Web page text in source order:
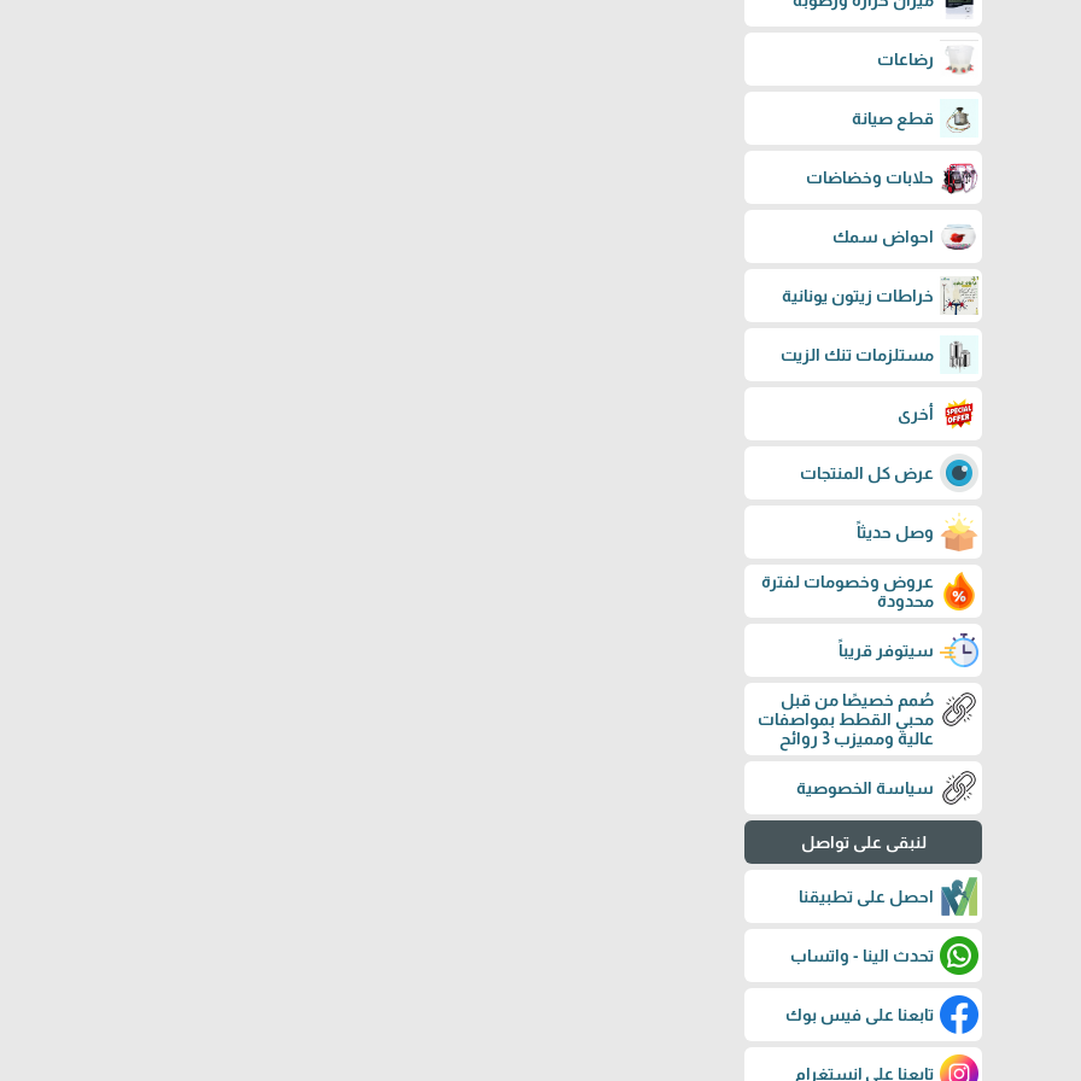
رضاعات
قطع صيانة
حلابات وخضاضات
احواض سمك
خراطات زيتون يونانية
مستلزمات تنك الزيت
أخرى
عرض كل المنتجات
وصل حديثاً
عروض وخصومات لفترة
محدودة
سيتوفر قريباً
صُمم خصيصًا من قبل
محبي القطط بمواصفات
عالية ومميزب 3 روائح
سياسة الخصوصية
لنبقى على تواصل
احصل على تطبيقنا
تحدث الينا - واتساب
تابعنا على فيس بوك
تابعنا على إنستغرام